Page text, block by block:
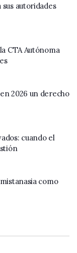
autoridades
CTA Autónoma
2026 un derecho
cuando el
como